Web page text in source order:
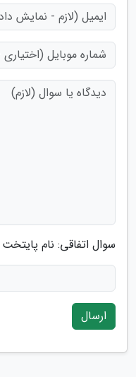
سوال اتفاقی: نام
ارسال